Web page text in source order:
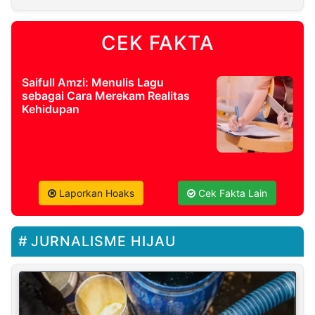
CEK FAKTA
Saifull Amzi: Menulis Lagu
sebagai Cara Merekam Realitas
Kehidupan
Laporkan Hoaks Cek Fakta Lain
JURNALISME HIJAU